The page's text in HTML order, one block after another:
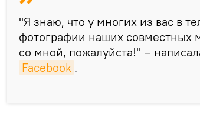
"Я знаю, что у многих из вас в
фотографии наших совместных
со мной, пожалуйста!" –
Facebook .